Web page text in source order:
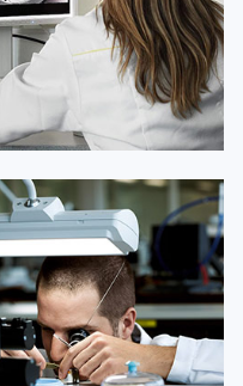
达芙妮·克劳迪娅
资深百达翡丽技师
是百达翡丽维修服务中心
(百达翡丽保养中心)
的高级技师之一
Shanghai PatekPhilippe Maintain
center